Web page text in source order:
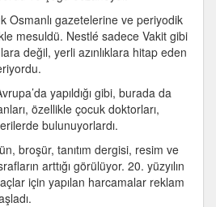
Osmanlı gazetelerine ve periyodik
mesuldü. Nestlé sadece Vakit gibi
değil, yerli azınlıklara hitap eden
yapıldığı gibi, burada da
özellikle çocuk doktorları,
bulunuyorlardı.
broşür, tanıtım dergisi, resim ve
arttığı görülüyor. 20. yüzyılın
için yapılan harcamalar reklam